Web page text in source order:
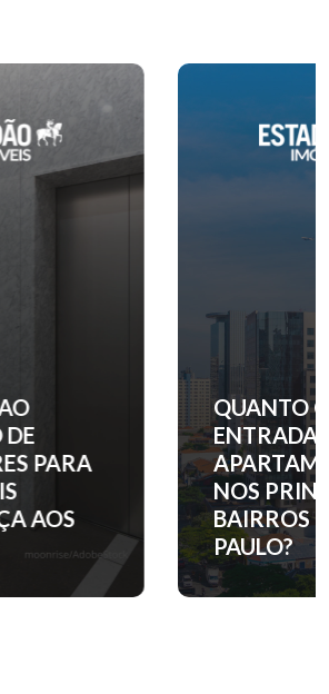
DE
PARA
AOS
QUANTO
ENTRADA
NOS
BAIRROS
PAULO?